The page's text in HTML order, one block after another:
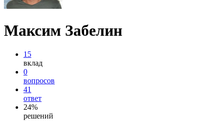
Максим Забелин
15
вклад
0
вопросов
41
ответ
24%
решений